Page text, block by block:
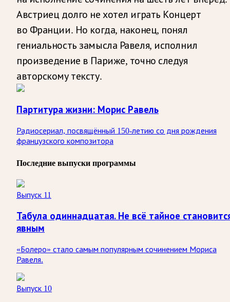
Австриец долго не хотел играть Концерт
во Франции. Но когда, наконец, понял
гениальность замысла Равеля, исполнил
произведение в Париже, точно следуя
авторскому тексту.
Партитура жизни: Морис Равель
Радиосериал, посвящённый 150-летию со дня рождения
французского композитора
Последние выпуски программы
Выпуск 11
Табула одиннадцатая. Не всё тайное
явным
«Болеро» стало самым популярным сочинением Мориса
Равеля.
Выпуск 10